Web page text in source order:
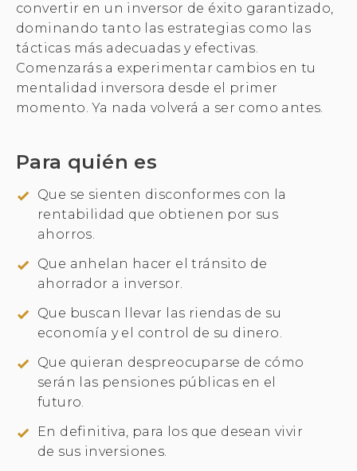
convertir en un inversor de éxito garantizado,
dominando tanto las estrategias como las
tácticas más adecuadas y efectivas.
Comenzarás a experimentar cambios en tu
mentalidad inversora desde el primer
momento. Ya nada volverá a ser como antes.
Para quién es
Que se sienten disconformes con la
rentabilidad que obtienen por sus
ahorros.
Que anhelan hacer el tránsito de
ahorrador a inversor.
Que buscan llevar las riendas de su
economía y el control de su dinero.
Que quieran despreocuparse de cómo
serán las pensiones públicas en el
futuro.
En definitiva, para los que desean vivir
de sus inversiones.